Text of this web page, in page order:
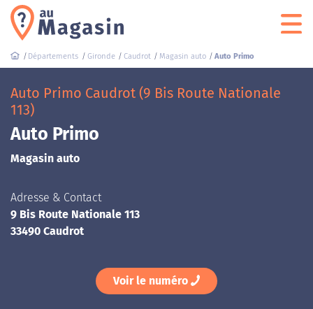
Départements Gironde Caudrot Magasin auto Auto Primo
Auto Primo Caudrot (9 Bis Route Nationale
113)
Auto Primo
Magasin auto
Adresse & Contact
9 Bis Route Nationale 113
33490 Caudrot
Voir le numéro